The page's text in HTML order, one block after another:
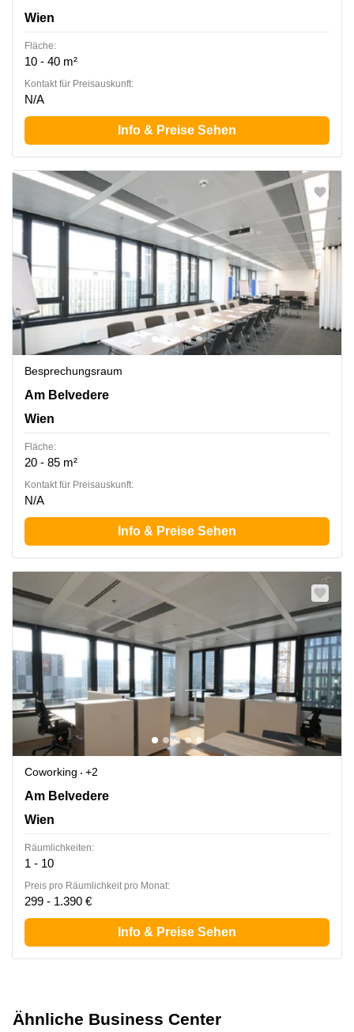
Wien
Fläche:
10 - 40 m²
Kontakt für Preisauskunft:
N/A
Info & Preise Sehen
Besprechungsraum
Am Belvedere 8, Wien
Am Belvedere
Wien
Fläche:
20 - 85 m²
Kontakt für Preisauskunft:
N/A
Info & Preise Sehen
Coworking
+2
Am Belvedere 8, Wien
Am Belvedere
Wien
Räumlichkeiten:
1 - 10
Preis pro Räumlichkeit pro Monat:
299 - 1.390 €
Info & Preise Sehen
Ähnliche Business Center